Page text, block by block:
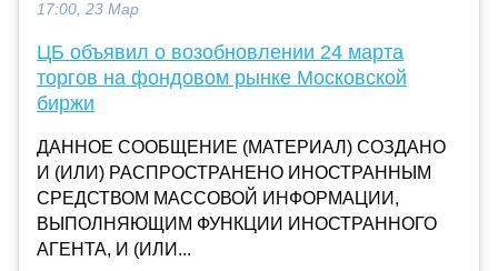
17:00, 23 Мар
ЦБ объявил о возобновлении 24 марта
торгов на фондовом рынке Московской
биржи
ДАННОЕ СООБЩЕНИЕ (МАТЕРИАЛ) СОЗДАНО
И (ИЛИ) РАСПРОСТРАНЕНО ИНОСТРАННЫМ
СРЕДСТВОМ МАССОВОЙ ИНФОРМАЦИИ,
ВЫПОЛНЯЮЩИМ ФУНКЦИИ ИНОСТРАННОГО
АГЕНТА, И (ИЛИ...